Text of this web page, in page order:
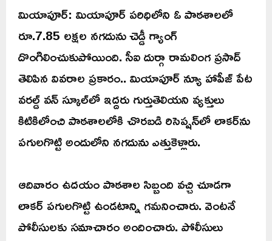
మియాపూర్‌: మియాపూర్‌ పరిధిలోని ఓ పాఠశాలలో
రూ.7.85 లక్షల నగదును చెడ్డీ గ్యాంగ్‌
దొంగిలించుకుపోయింది. సీఐ దుర్గా రామలింగ ప్రసాద్‌
తెలిపిన వివరాల ప్రకారం.. మియాపూర్‌ న్యూ హాపీజ్‌ పేట
వరల్డ్‌ వన్‌ స్కూల్‌లో ఇద్దరు గుర్తుతెలియని వ్యక్తులు
కిటికిలోంచి పాఠశాలలోకి చొరబడి రిసెప్షన్‌లో లాకర్‌ను
పగులగొట్టి అందులోని నగదును ఎత్తుకెళ్లారు.
ఆదివారం ఉదయం పాఠశాల సిబ్బంది వచ్చి చూడగా
లాకర్‌ పగులగొట్టి ఉండటాన్ని గమనించారు. వెంటనే
పోలీసులకు సమాచారం అందించారు. పోలీసులు